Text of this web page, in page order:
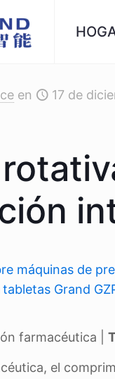
en 17 de
máquinas de
Grand
farmacéutica |
el